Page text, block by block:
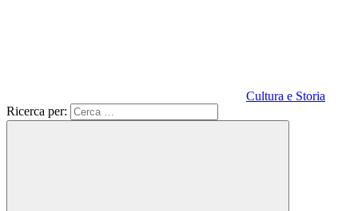
Cultura e Storia
Ricerca per: